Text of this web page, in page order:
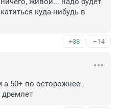
куда-нибудь в
+38 –14
50+ по осторожнее..
дремлет